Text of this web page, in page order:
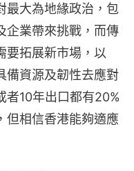
最大為地緣政治，包
企業帶來挑戰，而傳
要拓展新市場，以
備資源及韌性去應對
者10年出口都有20%
但相信香港能夠適應